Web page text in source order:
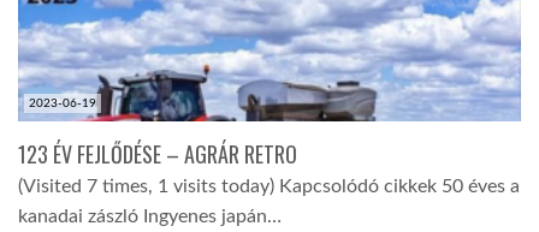
LATIMO.HU
GLOBOBOOK
2023-06-19
123 ÉV FEJLŐDÉSE – AGRÁR RETRO
(Visited 7 times, 1 visits today) Kapcsolódó cikkek 50 éves a
kanadai zászló Ingyenes japán…